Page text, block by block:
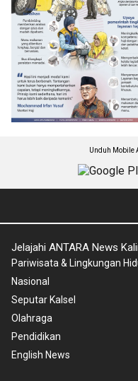
Unduh Mobile
Jelajahi ANTARA News
Pariwisata & Lingkungan
Nasional
Seputar Kalsel
Olahraga
Pendidikan
English News